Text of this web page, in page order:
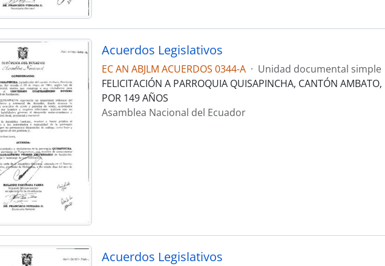
Acuerdos Legislativos
EC AN ABJLM ACUERDOS 0344-A · Unidad documental simple
FELICITACIÓN A PARROQUIA QUISAPINCHA, CANTÓN
POR 149 AÑOS
Asamblea Nacional del Ecuador
Acuerdos Legislativos